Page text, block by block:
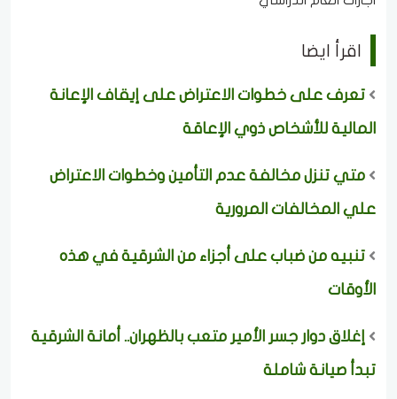
اقرأ ايضا
تعرف على خطوات الاعتراض على إيقاف الإعانة
المالية للأشخاص ذوي الإعاقة
متي تنزل مخالفة عدم التأمين وخطوات الاعتراض
علي المخالفات المرورية
تنبيه من ضباب على أجزاء من الشرقية في هذه
الأوقات
إغلاق دوار جسر الأمير متعب بالظهران.. أمانة الشرقية
تبدأ صيانة شاملة